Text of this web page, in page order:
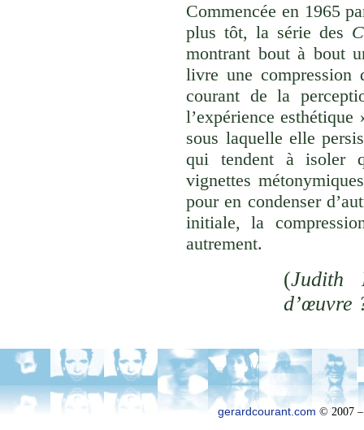
Commencée en 1965
plus tôt, la série des
montrant bout à bout
livre une compression
courant de la
l’expérience
sous laquelle elle
qui tendent à isoler
vignettes
pour en condenser
initiale, la
autrement.
(Judith
d’œuvre
gerardcourant.com © 2007